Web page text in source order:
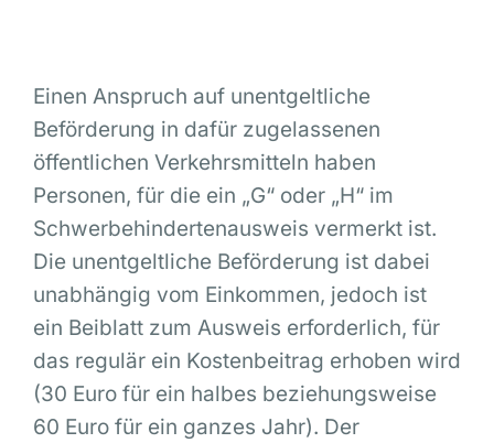
Einen Anspruch auf unentgeltliche
Beförderung in dafür zugelassenen
öffentlichen Verkehrsmitteln haben
Personen, für die ein „G“ oder „H“ im
Schwerbehindertenausweis vermerkt ist.
Die unentgeltliche Beförderung ist dabei
unabhängig vom Einkommen, jedoch ist
ein Beiblatt zum Ausweis erforderlich, für
das regulär ein Kostenbeitrag erhoben wird
(30 Euro für ein halbes beziehungsweise
60 Euro für ein ganzes Jahr). Der